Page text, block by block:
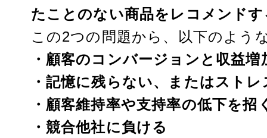
たことのない商品をレコメンド
この2つの問題から、以下のよう
・顧客のコンバージョンと収益
・記憶に残らない、またはスト
・顧客維持率や支持率の低下を招
・競合他社に負ける